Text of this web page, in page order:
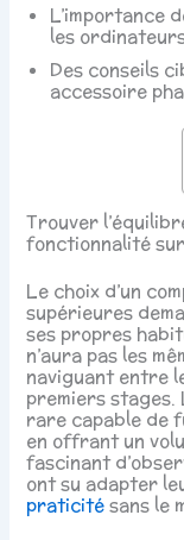
L’importance
les
Des conseils
accessoire
Trouver
fonctionnalité
Le choix d’un
supérieures
ses propres
n’aura pas les
naviguant entre
premiers stages.
rare capable de
en offrant un
fascinant
ont su adapter
praticitésans le